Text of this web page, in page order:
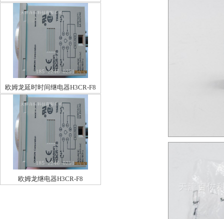
欧姆龙延时时间继电器H3CR-F8
欧姆龙继电器H3CR-F8